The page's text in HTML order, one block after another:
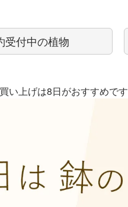
受付中の植物
い上げは8日がおすすめです